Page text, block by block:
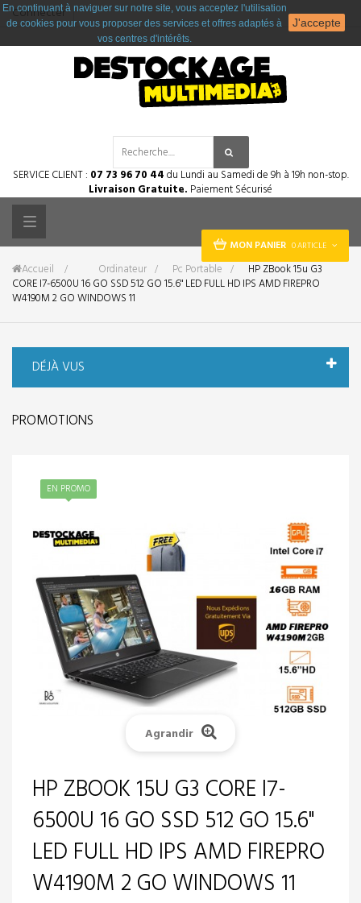
Connecter
MON PANIER 0 ARTICLE
SERVICE CLIENT : 07 73 96 70 44du Lundi au Samedi de 9h à 19h non-stop.
Livraison Gratuite. Paiement Sécurisé
Toggle
navigation
Accueil &gt; Ordinateur > Pc Portable >
HP ZBook 15u G3
CORE I7-6500U 16 GO SSD 512 GO 15.6" LED FULL HD IPS AMD FIREPRO
W4190M 2 GO WINDOWS 11
DÉJÀ VUS
PROMOTIONS
EN PROMO
Agrandir
HP ZBOOK 15U G3 CORE I7-
6500U 16 GO SSD 512 GO 15.6"
LED FULL HD IPS AMD FIREPRO
W4190M 2 GO WINDOWS 11
En continuant à naviguer sur notre site, vous acceptez l'utilisation
de cookies pour vous proposer des services et offres adaptés à
vos centres d'intérêts.
J'accepte